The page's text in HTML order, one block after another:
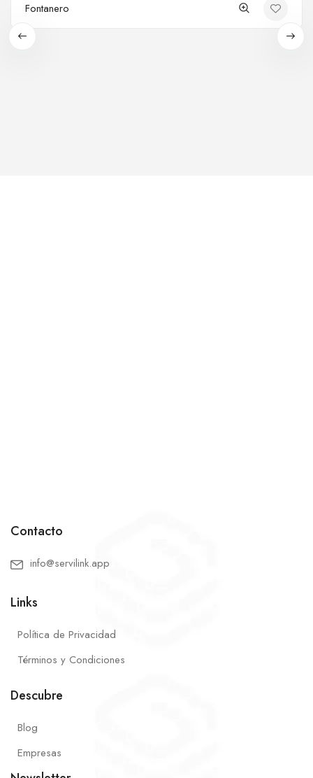
Fontanero
Contacto
info@servilink.app
Links
Política de Privacidad
Términos y Condiciones
Descubre
Blog
Empresas